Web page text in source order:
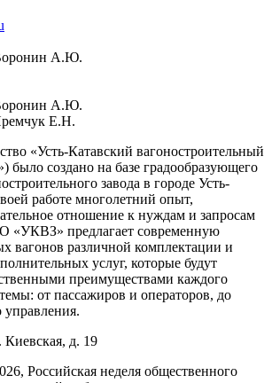
А.Ю.
А.Ю.
Е.Н.
«Усть-Катавский вагоностроительный
создано на базе градообразующего
завода в городе Усть-
работе многолетний опыт,
отношение к нуждам и запросам
«УКВЗ» предлагает современную
вагонов различной комплектации и
услуг, которые будут
преимуществами каждого
от пассажиров и операторов, до
управления.
Киевская, д. 19
Российская неделя общественного